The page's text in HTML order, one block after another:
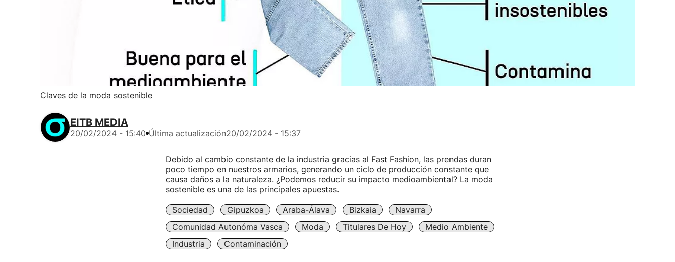
Claves de la moda sostenible
EITB MEDIA
20/02/2024 - 15:40 Última actualización20/02/2024 - 15:37
Debido al cambio constante de la industria gracias al Fast Fashion, las prendas duran
poco tiempo en nuestros armarios, generando un ciclo de producción constante que
causa daños a la naturaleza. ¿Podemos reducir su impacto medioambiental? La moda
sostenible es una de las principales apuestas.
Sociedad Gipuzkoa Araba-Álava Bizkaia
Navarra
Comunidad Autonóma Vasca
Moda Titulares De Hoy
Medio Ambiente
Industria
Contaminación